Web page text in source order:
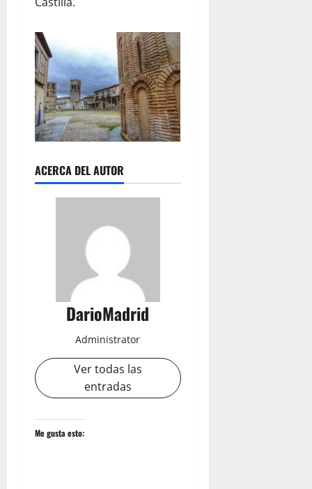
ACERCA DEL AUTOR
DarioMadrid
Administrator
Ver todas las
entradas
Me gusta esto: